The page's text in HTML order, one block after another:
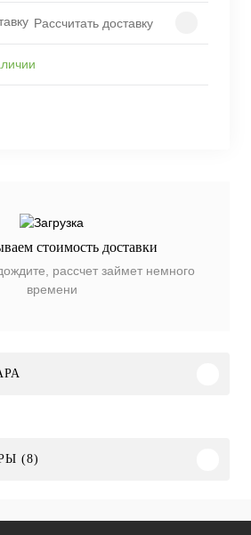
Рассчитать доставку
стоимость доставки
рассчет займет немного
времени
(8)